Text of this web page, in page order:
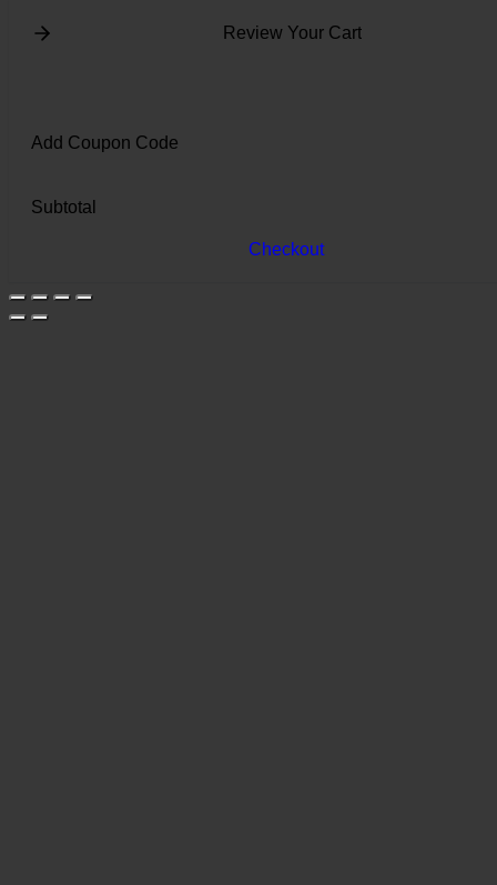
Review Your Cart
Add Coupon Code
Subtotal
Checkout